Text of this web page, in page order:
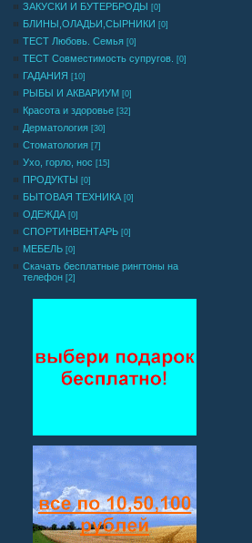
ЗАКУСКИ И БУТЕРБРОДЫ [0]
БЛИНЫ,ОЛАДЬИ,СЫРНИКИ [0]
ТЕСТ Любовь. Семья [0]
ТЕСТ Совместимость супругов. [0]
ГАДАНИЯ [10]
РЫБЫ И АКВАРИУМ [0]
Красота и здоровье [32]
Дерматология [30]
Стоматология [7]
Ухо, горло, нос [15]
ПРОДУКТЫ [0]
БЫТОВАЯ ТЕХНИКА [0]
ОДЕЖДА [0]
СПОРТИНВЕНТАРЬ [0]
МЕБЕЛЬ [0]
Cкачать бесплатные рингтоны на
телефон [2]